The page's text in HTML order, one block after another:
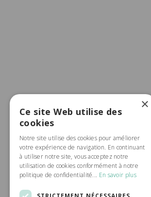
×
Ce site Web utilise des
cookies
Notre site utilise des cookies pour améliorer
votre expérience de navigation. En continuant
à utiliser notre site, vous acceptez notre
utilisation de cookies conformément à notre
politique de confidentialité... En savoir plus